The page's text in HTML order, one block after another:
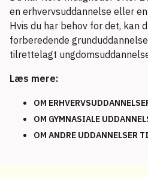
Balletskolen
Holstebro
Bernadotteskolen
København
Deutsche Privatschule
en erhvervsuddannelse eller
Hvis du har behov for det, kan
forberedende
tilrettelagt
Læs mere:
OM
OM GYMNASIALE
OM ANDRE UDDANNELSER